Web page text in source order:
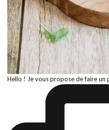
Hello ! Je vous propose de faire un